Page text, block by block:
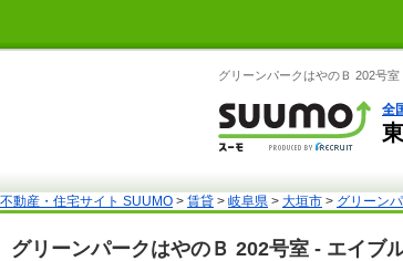
グリーンパークはやのＢ 202号
全
不動産・住宅サイト SUUMO > 賃貸 > 岐阜県 > 大垣市 > グリーン
グリーンパークはやのＢ 202号室 - エイブ